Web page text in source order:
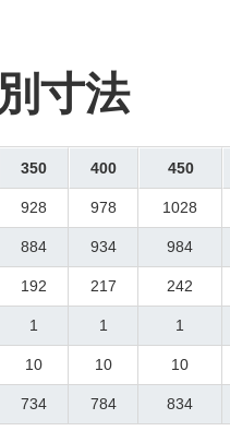
寸法
350 400 450
928 978 1028
884 934 984
192 217 242
1 1 1
10 10 10
734 784 834